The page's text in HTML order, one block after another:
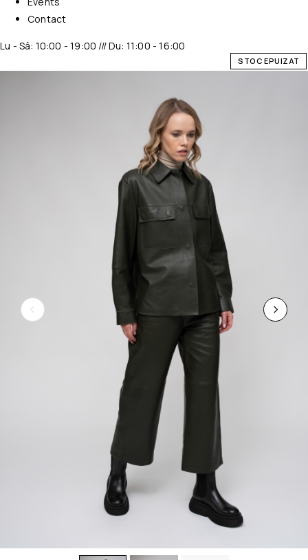
Contact
Lu - Sâ: 10:00 - 19:00 /// Du: 11:00 - 16:00
STOC EPUIZAT